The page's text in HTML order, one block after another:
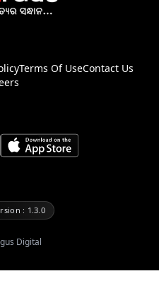
Terms Of UseContact Us
: 1.3.0
Digital